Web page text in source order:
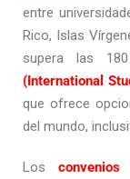
entre
Rico, Islas
supera las
(International
que ofrece
del mundo,
Los